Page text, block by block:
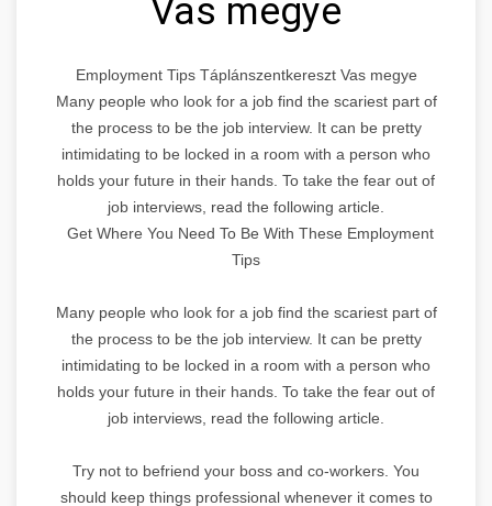
Vas megye
Employment Tips Táplánszentkereszt Vas megye
Many people who look for a job find the scariest part of
the process to be the job interview. It can be pretty
intimidating to be locked in a room with a person who
holds your future in their hands. To take the fear out of
job interviews, read the following article.
Get Where You Need To Be With These Employment
Tips
Many people who look for a job find the scariest part of
the process to be the job interview. It can be pretty
intimidating to be locked in a room with a person who
holds your future in their hands. To take the fear out of
job interviews, read the following article.
Try not to befriend your boss and co-workers. You
should keep things professional whenever it comes to